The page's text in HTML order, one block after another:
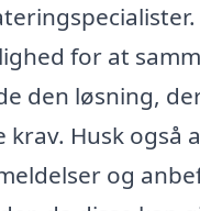
for at
den løsning,
krav. Husk også
og